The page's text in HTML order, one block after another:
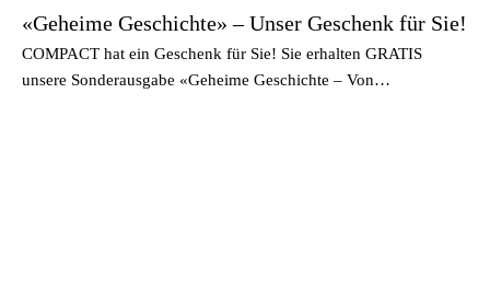
«Geheime Geschichte» – Unser Geschenk für Sie!
COMPACT hat ein Geschenk für Sie! Sie erhalten GRATIS
unsere Sonderausgabe «Geheime Geschichte – Von…